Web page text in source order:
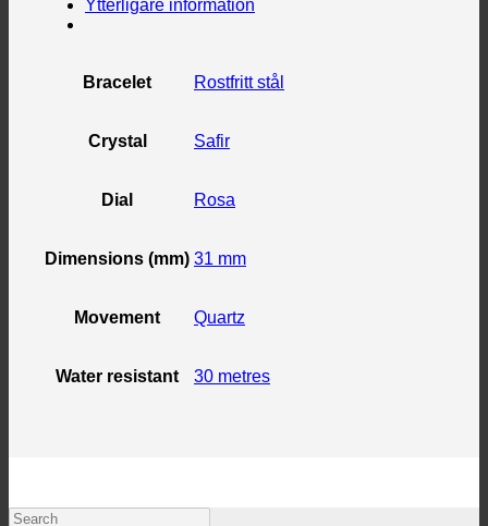
Ytterligare information
Bracelet Rostfritt stål
Crystal Safir
Dial Rosa
Dimensions (mm) 31 mm
Movement Quartz
Water resistant 30 metres
Search